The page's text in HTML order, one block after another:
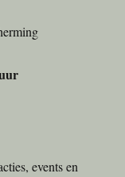
events en